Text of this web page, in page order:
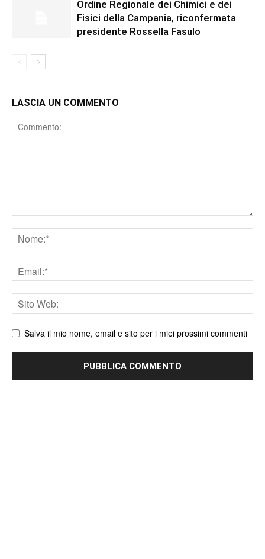
Ordine Regionale dei Chimici e dei
Fisici della Campania, riconfermata
presidente Rossella Fasulo
LASCIA UN COMMENTO
Comment
Nome
Email
Sito
web
Salva il mio nome, email e sito per i miei prossimi commenti